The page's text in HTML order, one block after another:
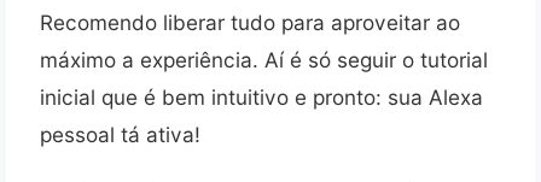
Recomendo liberar tudo para aproveitar ao
máximo a experiência. Aí é só seguir o tutorial
inicial que é bem intuitivo e pronto: sua Alexa
pessoal tá ativa!